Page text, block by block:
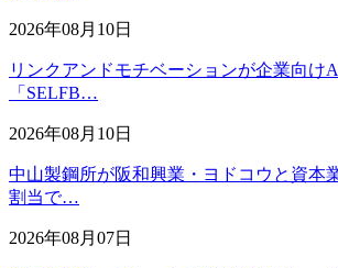
2026年08月10日
リンクアンドモチベーションが企業向け
「SELFB…
2026年08月10日
中山製鋼所が阪和興業・ヨドコウと資本
割当で…
2026年08月07日